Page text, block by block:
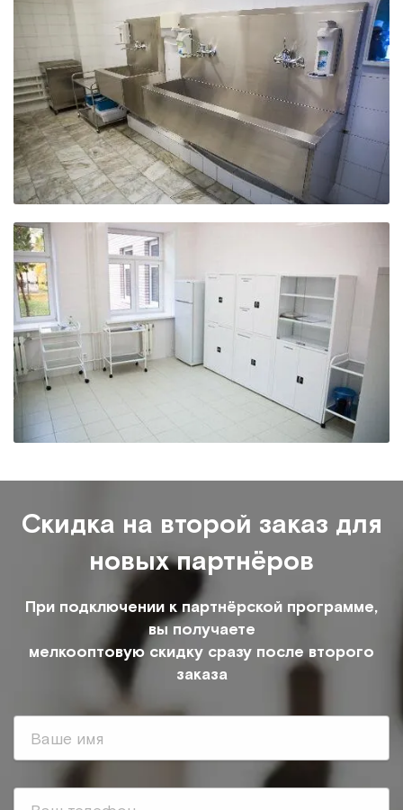
Оснащение городской
больницы г. Фрязино
Смотреть фотографии
Скидка на второй заказ для
новых партнёров
При подключении к партнёрской программе,
вы получаете
мелкооптовую скидку сразу после второго
заказа